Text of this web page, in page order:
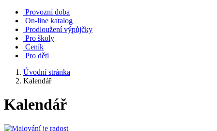
Provozní doba
On-line katalog
Prodloužení výpůjčky
Pro školy
Ceník
Pro děti
Úvodní stránka
Kalendář
Kalendář